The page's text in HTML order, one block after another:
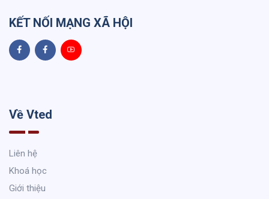
KẾT NỐI MẠNG XÃ HỘI
Về Vted
Liên hệ
Khoá học
Giới thiệu